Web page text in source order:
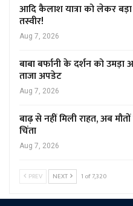
आदि कैलाश यात्रा को लेकर
तस्वीर!
Aug 7, 2026
बाबा बर्फानी के दर्शन को उमड़ा
ताजा अपडेट
Aug 7, 2026
बाढ़ से नहीं मिली राहत, अब
चिंता
Aug 7, 2026
PREV NEXT 1 of 7,320